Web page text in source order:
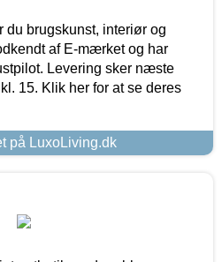
du brugskunst, interiør og
af E-mærket og har
Levering sker næste
15. Klik her for at se deres
på LuxoLiving.dk